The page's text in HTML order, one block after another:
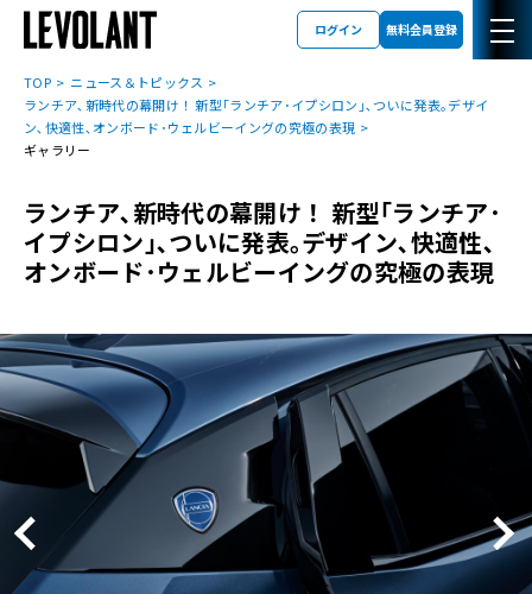
ログイン 無料会員登録
TOP
ニュース＆トピックス
ランチア､新時代の幕開け！ 新型｢ランチア･イプシロン｣､ついに発表｡デザイ
ン､快適性､オンボード･ウェルビーイングの究極の表現
ギャラリー
ランチア､新時代の幕開け！ 新型｢ランチア･
イプシロン｣､ついに発表｡デザイン､快適性､
オンボード･ウェルビーイングの究極の表現